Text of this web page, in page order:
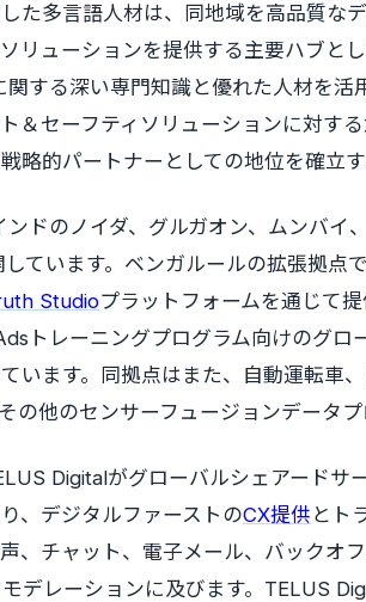
た多言語人材は、同地域を高品質な
リューションを提供する主要ハブと
する深い専門知識と優れた人材を
＆セーフティソリューションに対す
略的パートナーとしての地位を確立
ドのノイダ、グルガオン、ムンバイ
ています。ベンガルールの拡張拠点
Studioプラットフォームを通じて
トレーニングプログラム向けのグロ
います。同拠点はまた、自動運転車
の他のセンサーフュージョンデータプ
Digitalがグローバルシェアードサ
、デジタルファーストのCX提供 とト
、チャット、電子メール、バックオ
デレーションに及びます。TELUS